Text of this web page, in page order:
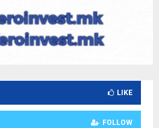
LIKE
FOLLOW